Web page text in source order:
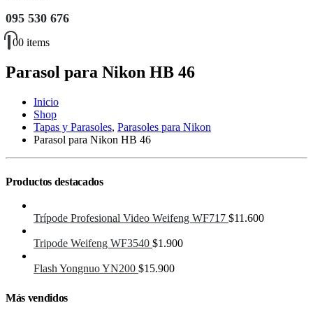
095 530 676
00 items
Parasol para Nikon HB 46
Inicio
Shop
Tapas y Parasoles, Parasoles para Nikon
Parasol para Nikon HB 46
Productos destacados
Trípode Profesional Video Weifeng WF717 $11.600
Tripode Weifeng WF3540 $1.900
Flash Yongnuo YN200 $15.900
Más vendidos